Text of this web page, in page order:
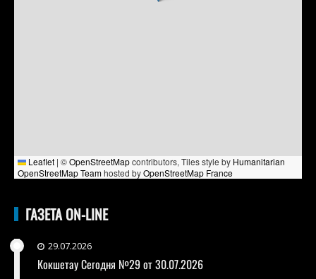
Leaflet | ©OpenStreetMapcontributors, Tiles style by Humanitarian
OpenStreetMap Teamhosted byOpenStreetMap France
ГАЗЕТА ON-LINE
29.07.2026
Кокшетау Сегодня №29 от 30.07.2026